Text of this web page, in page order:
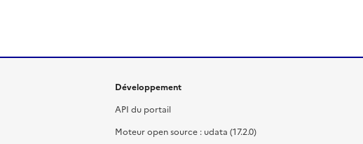
Développement
API du portail
Moteur open source : udata (17.2.0)